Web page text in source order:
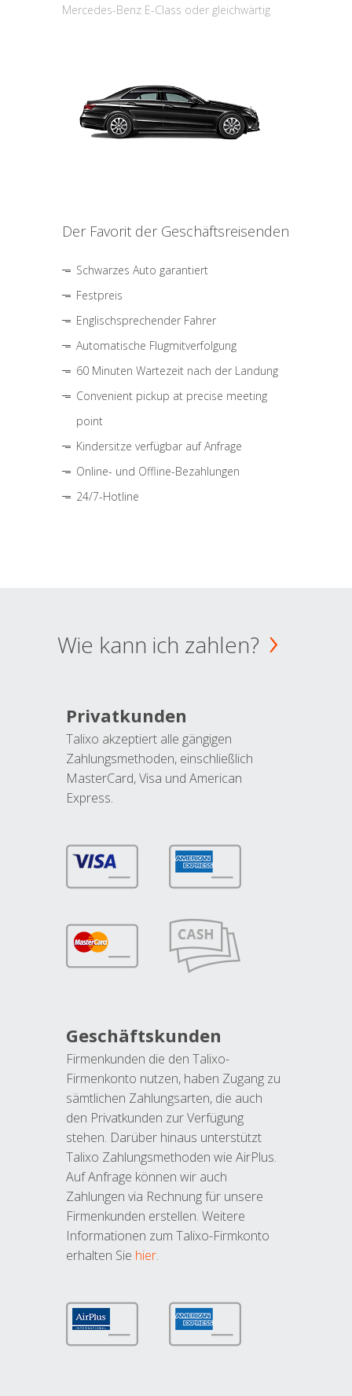
Mercedes-Benz E-Class oder gleichwärtig
Der Favorit der Geschäftsreisenden
Schwarzes Auto garantiert
Festpreis
Englischsprechender Fahrer
Automatische Flugmitverfolgung
60 Minuten Wartezeit nach der Landung
Convenient pickup at precise meeting
point
Kindersitze verfügbar auf Anfrage
Online- und Offline-Bezahlungen
24/7-Hotline
Wie kann ich zahlen?
Privatkunden
Talixo akzeptiert alle gängigen
Zahlungsmethoden, einschließlich
MasterCard, Visa und American
Express.
Geschäftskunden
Firmenkunden die den Talixo-
Firmenkonto nutzen, haben Zugang zu
sämtlichen Zahlungsarten, die auch
den Privatkunden zur Verfügung
stehen. Darüber hinaus unterstützt
Talixo Zahlungsmethoden wie AirPlus.
Auf Anfrage können wir auch
Zahlungen via Rechnung für unsere
Firmenkunden erstellen. Weitere
Informationen zum Talixo-Firmkonto
erhalten Sie hier.